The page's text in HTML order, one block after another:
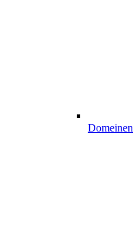
Domeinen